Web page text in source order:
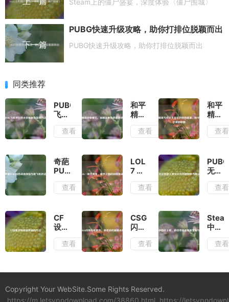
下一篇
PUBG快速升级攻略，助你打排位脱颖而出
PUBG快速升级攻略，助你打排位脱颖而出
同类推荐
PUBG
飞机
开启
地点
驾驶
方法
查看
和平
精英
迎春
故事
及获
径探
寻
查看
和平
精英
与伏
拉夫
妙碰
撞，
精英
伏魔
曲
查看
奇葩
PUBG
别样
战场
飞机
折法
查看
LOL
7 级
无周
免，
的别
样挑
查看
PUBG
无法
创建
上架
题剖
析与
思路
查看
CF
设置
出现
地图
法
查看
CSGO
闪亮
贴纸
中的
点缀
查看
中国
区上
线，
迎来
查看
Copyright Your WebSite.Some Rights Reserved.
https://m.letsvpndownload.com/38860.html https://